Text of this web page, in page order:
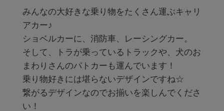
みんなの大好きな乗り物をたくさん運ぶキャリ
アカー♪
ショベルカーに、消防車、レーシングカー。
そして、トラが乗っているトラックや、犬のお
まわりさんのパトカーも運んでいます！
乗り物好きには堪らないデザインですね☆
繋がるデザインなのでお揃いを楽しんでくださ
い！